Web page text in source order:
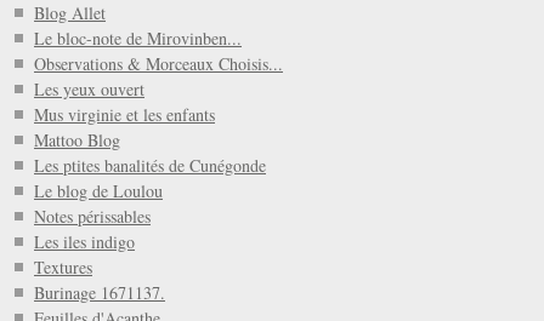
Blog Allet
Le bloc-note de Mirovinben...
Observations & Morceaux Choisis...
Les yeux ouvert
Mus virginie et les enfants
Mattoo Blog
Les ptites banalités de Cunégonde
Le blog de Loulou
Notes périssables
Les iles indigo
Textures
Burinage 1671137.